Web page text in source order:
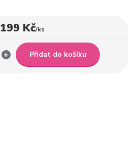
199 Kč/ks
Přidat do košíku